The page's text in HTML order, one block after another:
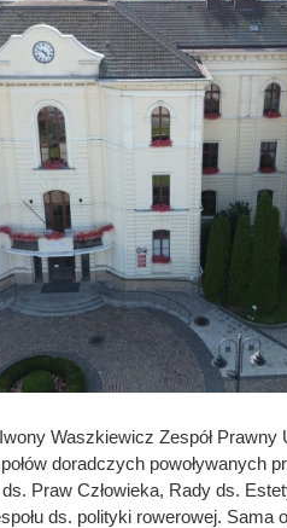
Waszkiewicz Zespół Prawny
doradczych powoływanych
Praw Człowieka, Rady ds.
ds. polityki rowerowej. Sama